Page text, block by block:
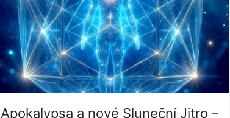
Apokalypsa a nové Sluneční Jitro –